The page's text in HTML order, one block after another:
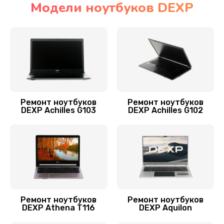
Замена Wi-Fi ноутбука DEXP
Заказать
Прошивка BIOS
Замена аккумулятора
620 руб.
Модели ноутбуков DEXP
Ремонт ноутбуков
DEXP Achilles G103
Ремонт ноутбуков
DEXP Achilles G102
Ремонт ноутбуков
DEXP Athena T116
Ремонт ноутбуков
DEXP Aquilon